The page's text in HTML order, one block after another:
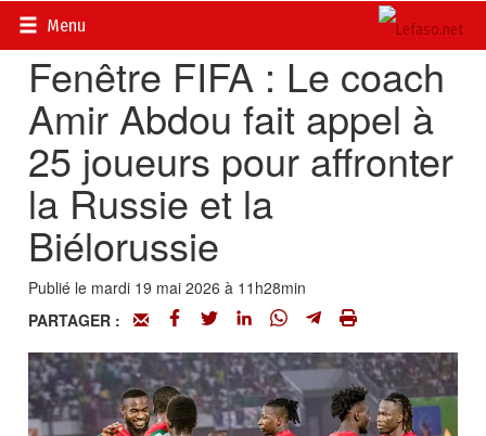
Menu
Accueil>
Fenêtre FIFA : Le coach
Amir Abdou fait appel à
25 joueurs pour affronter
la Russie et la
Biélorussie
Publié le mardi 19 mai 2026 à 11h28min
PARTAGER :